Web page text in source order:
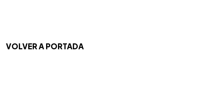
VOLVER A PORTADA